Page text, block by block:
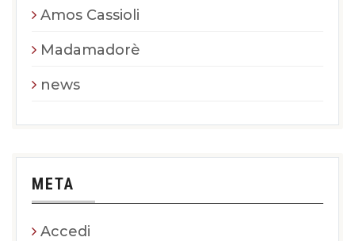
Amos Cassioli
Madamadorè
news
META
Accedi